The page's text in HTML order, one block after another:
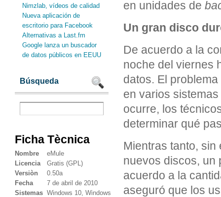
Nimzlab, vídeos de calidad
Nueva aplicación de
escritorio para Facebook
Alternativas a Last.fm
Google lanza un buscador
de datos públicos en EEUU
Búsqueda
Ficha Tècnica
Nombre
eMule
Licencia
Gratis (GPL)
Versiòn
0.50a
Fecha
7 de abril de 2010
Sistemas Windows 10, Windows
en unidades de
Un gran disco
De acuerdo a la
noche del viernes
datos. El
en varios
ocurre, los
determinar qué
Mientras tanto,
nuevos discos, un
acuerdo a la
aseguró que los